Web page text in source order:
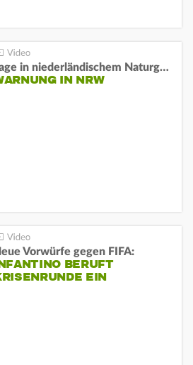
Lage in niederländischem Naturgebiet stabil
IN NRW
Vorwürfe gegen FIFA:
BERUFT
EIN